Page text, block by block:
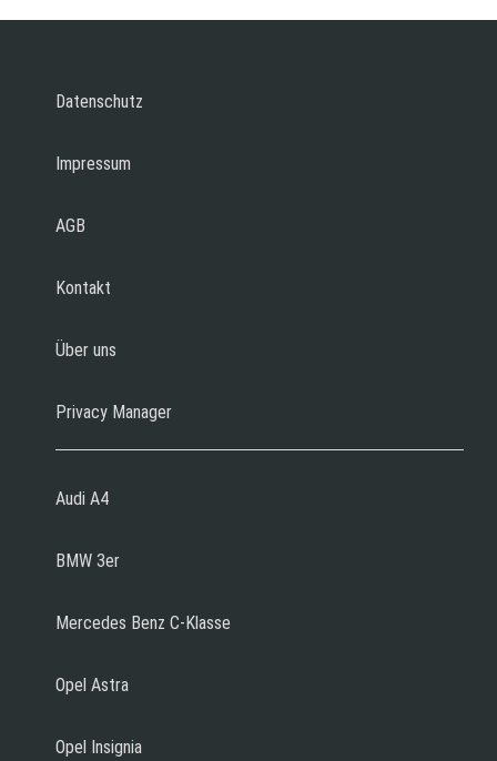
Datenschutz
Impressum
AGB
Kontakt
Über uns
Privacy Manager
Audi A4
BMW 3er
Mercedes Benz C-Klasse
Opel Astra
Opel Insignia